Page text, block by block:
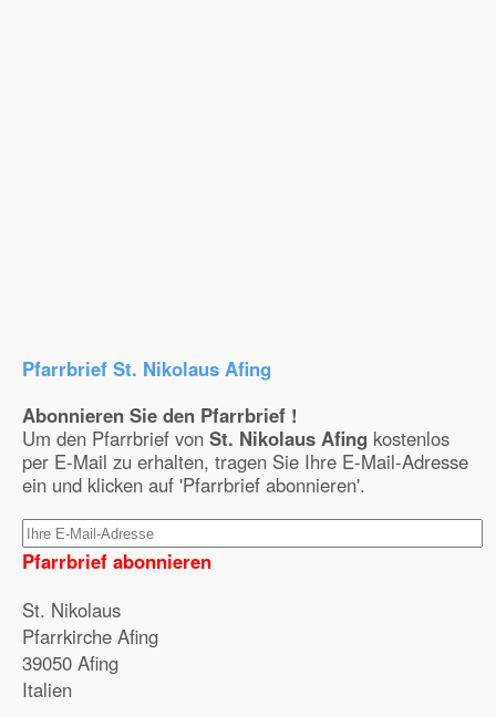
Pfarrbrief St. Nikolaus Afing
Abonnieren Sie den Pfarrbrief !
Um den Pfarrbrief von St. Nikolaus Afing kostenlos
per E-Mail zu erhalten, tragen Sie Ihre E-Mail-Adresse
ein und klicken auf 'Pfarrbrief abonnieren'.
Pfarrbrief abonnieren
St. Nikolaus
Pfarrkirche Afing
39050 Afing
Italien